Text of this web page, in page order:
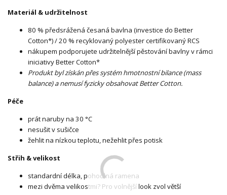
Materiál & udržitelnost
80 % předsrážená česaná bavlna (investice do Better
Cotton*) / 20 % recyklovaný polyester certifikovaný RCS
nákupem podporujete udržitelnější pěstování bavlny v rámci
iniciativy Better Cotton*
Produkt byl získán přes systém hmotnostní bilance (mass
balance) a nemusí fyzicky obsahovat Better Cotton.
Péče
prát naruby na 30 °C
nesušit v sušičce
žehlit na nízkou teplotu, nežehlit přes potisk
Střih & velikost
standardní délka, pohodlná ramena
mezi dvěma velikostmi? Pro volnější look zvol větší